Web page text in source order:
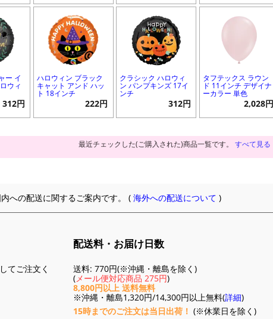
ー イ
ウィ
312円
ハロウィン ブラック
キャット アンド ハッ
ト 18インチ
222円
クラシック ハロウィ
ン パンプキンズ 17イ
ンチ
312円
タフテックス ラウン
ド 11インチ デザイナ
ーカラー 単色
2,028円
最近チェックした(ご購入された)商品一覧です。 すべて見る
への配送に関するご案内です。 (海外への配送について )
てご注文く
配送料・お届け日数
送料: 770円(※沖縄・離島を除く)
( メール便対応商品 275円)
8,800円以上 送料無料
※沖縄・離島1,320円/14,300円以上無料(詳細)
15時までのご注文は当日出荷！ (※休業日を除く)